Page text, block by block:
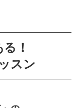
！
スン